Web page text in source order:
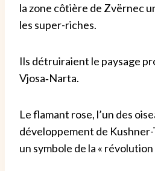
la zone côtière de Zvërnec
les super-riches.
Ils détruiraient le paysage
Vjosa‑Narta.
Le flamant rose, l’un des
développement de
un symbole de la «